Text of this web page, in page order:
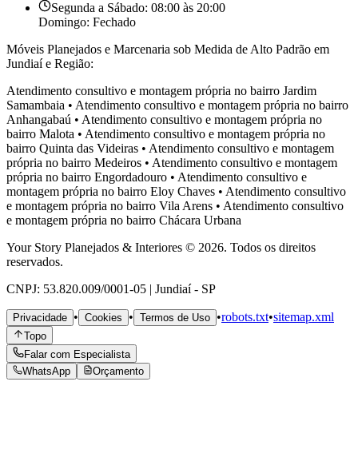
Segunda a Sábado: 08:00 às 20:00
Domingo: Fechado
Móveis Planejados e Marcenaria sob Medida de Alto Padrão em
Jundiaí e Região:
Atendimento consultivo e montagem própria no bairro Jardim
Samambaia • Atendimento consultivo e montagem própria no bairro
Anhangabaú • Atendimento consultivo e montagem própria no
bairro Malota • Atendimento consultivo e montagem própria no
bairro Quinta das Videiras • Atendimento consultivo e montagem
própria no bairro Medeiros • Atendimento consultivo e montagem
própria no bairro Engordadouro • Atendimento consultivo e
montagem própria no bairro Eloy Chaves • Atendimento consultivo
e montagem própria no bairro Vila Arens • Atendimento consultivo
e montagem própria no bairro Chácara Urbana
Your Story Planejados & Interiores © 2026. Todos os direitos
reservados.
CNPJ: 53.820.009/0001-05 | Jundiaí - SP
Privacidade • Cookies • Termos de Uso •robots.txt•sitemap.xml
Topo
Falar com Especialista
WhatsApp
Orçamento